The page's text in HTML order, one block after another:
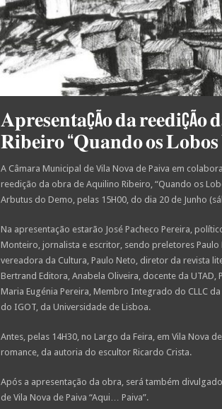
𝐀𝐩𝐫𝐞𝐬𝐞𝐧𝐭𝐚çã𝐨 𝐝𝐚 𝐫𝐞𝐞𝐝𝐢çã𝐨
𝐑𝐢𝐛𝐞𝐢𝐫𝐨 “𝐐𝐮𝐚𝐧𝐝𝐨 𝐨𝐬
A Câmara Municipal de Vila Nova de Paiva em
reedição da obra de Aquilino Ribeiro, “Quando os
Arbutus do Demo, pelas 15H00, do dia 20 de Junho
Na apresentação estarão José Pacheco Pereira,
Monteiro, jornalista e escritor, sendo preletores
vereadora da Cultura, Paulo Neto, diretor da revista
Bertrand Editora, Anabela Oliveira, docente da
Maria Eugénia Pereira, Membro Integrado do CLLC
do IGOT, da Universidade de Lisboa.
Antes, pelas 14H30, no Largo da Feira, em Vila Nova
romance, da autoria do escultor Ricardo Crista.
Após a apresentação da obra, será também
de Vila Nova de Paiva “Aqui… Paiva”.